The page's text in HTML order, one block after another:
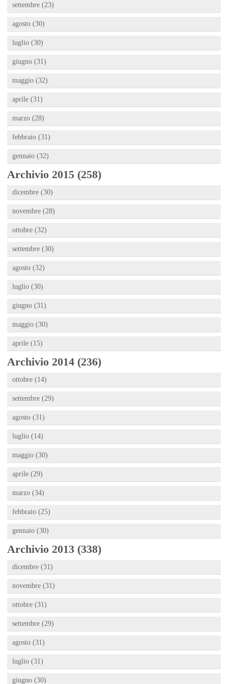
settembre (23)
agosto (30)
luglio (30)
giugno (31)
maggio (32)
aprile (31)
marzo (28)
febbraio (31)
gennaio (32)
Archivio 2015 (258)
dicembre (30)
novembre (28)
ottobre (32)
settembre (30)
agosto (32)
luglio (30)
giugno (31)
maggio (30)
aprile (15)
Archivio 2014 (236)
ottobre (14)
settembre (29)
agosto (31)
luglio (14)
maggio (30)
aprile (29)
marzo (34)
febbraio (25)
gennaio (30)
Archivio 2013 (338)
dicembre (31)
novembre (31)
ottobre (31)
settembre (29)
agosto (31)
luglio (31)
giugno (30)